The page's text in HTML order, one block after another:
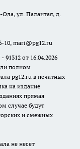
ул. Палантая, д.
10, mari@pg12.ru
от 16.04.2026
полном
pg12.ru в печатных
на издание
прямая
случае будут
и смежных
не несет